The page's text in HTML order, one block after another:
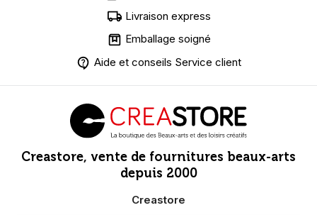
Livraison express
Emballage soigné
Aide et conseils Service client
Creastore, vente de fournitures beaux-arts
depuis 2000
Creastore